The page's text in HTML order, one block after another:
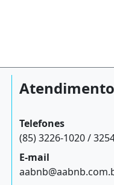
Atendimento
Telefones
(85) 3226-1020 /
E-mail